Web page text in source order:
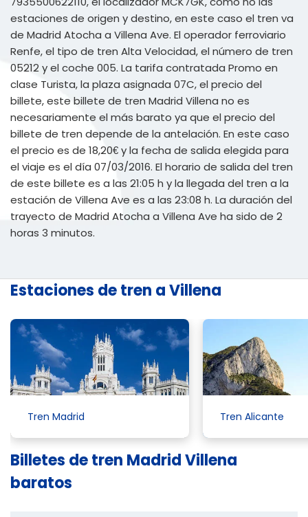
estaciones de origen y destino, en este caso el tren va
de Madrid Atocha a Villena Ave. El operador ferroviario
Renfe, el tipo de tren Alta Velocidad, el número de tren
05212 y el coche 005. La tarifa contratada Promo en
clase Turista, la plaza asignada 07C, el precio del
billete, este billete de tren Madrid Villena no es
necesariamente el más barato ya que el precio del
billete de tren depende de la antelación. En este caso
el precio es de 18,20€ y la fecha de salida elegida para
el viaje es el día 07/03/2016. El horario de salida del tren
de este billete es a las 21:05 h y la llegada del tren a la
estación de Villena Ave es a las 23:08 h. La duración del
trayecto de Madrid Atocha a Villena Ave ha sido de 2
horas 3 minutos.
Estaciones de tren a Villena
Tren Madrid Tren Alicante
Billetes de tren Madrid Villena
baratos